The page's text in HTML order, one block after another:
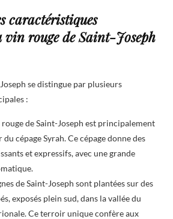
caractéristiques
rouge de Saint-Joseph
se distingue par plusieurs
:
rouge de Saint-Joseph est principalement
cépage Syrah. Ce cépage donne des
et expressifs, avec une grande
de Saint-Joseph sont plantées sur des
exposés plein sud, dans la vallée du
Ce terroir unique confère aux